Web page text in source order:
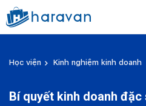
Học viện Kinh nghiệm kinh doanh
Bí quyết kinh doanh đặc